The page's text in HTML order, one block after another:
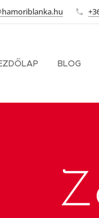
BLOG